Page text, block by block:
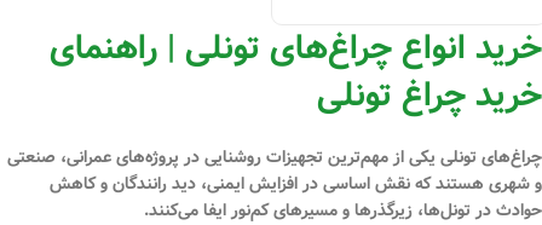
خرید انواع چراغ‌های تونلی | راهنمای
خرید چراغ تونلی
چراغ‌های تونلی یکی ازمهم‌ترین تجهیزات روشنایی در پروژه‌های عمرانی، صنعتی
و شهری هستند که نقش اساسی درافزایش ایمنی، دید رانندگان و کاهش
حوادثدر تونل‌ها، زیرگذرها و مسیرهای کم‌نور ایفا می‌کنند.